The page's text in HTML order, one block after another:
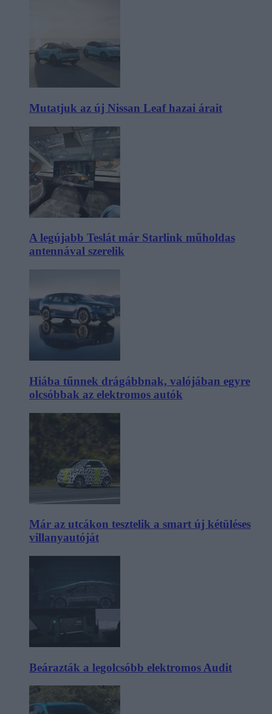
Mutatjuk az új Nissan Leaf hazai árait
A legújabb Teslát már Starlink műholdas
antennával szerelik
Hiába tűnnek drágábbnak, valójában egyre
olcsóbbak az elektromos autók
Már az utcákon tesztelik a smart új kétüléses
villanyautóját
Beárazták a legolcsóbb elektromos Audit